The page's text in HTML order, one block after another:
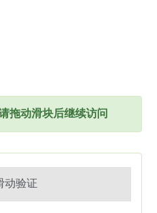
拖动滑块后继续访问
动验证